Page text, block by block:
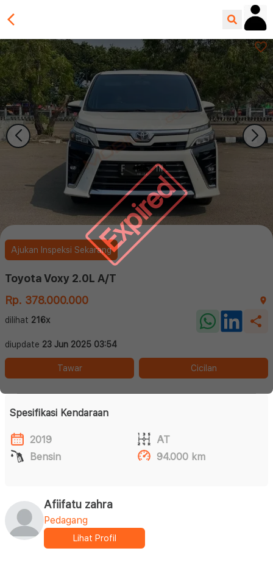
Expired
Ajukan Inspeksi Sekarang
Toyota Voxy 2.0L A/T
Rp. 378.000.000
dilihat 216x
diupdate 23 Jun 2025 03:54
Tawar Cicilan
Spesifikasi Kendaraan
2019
AT
Bensin
94.000 km
Afiifatu zahra
Pedagang
Lihat Profil